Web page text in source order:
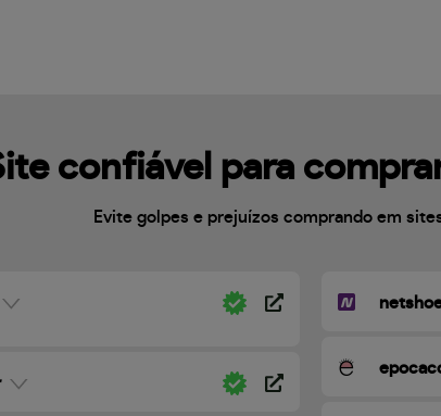
confiável para
Evite golpes e prejuízos comprando em